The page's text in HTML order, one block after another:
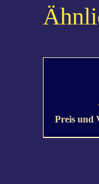
Preis und